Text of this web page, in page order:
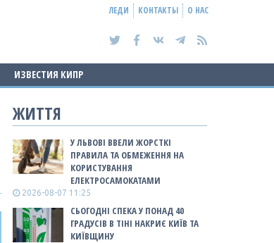
ЛЕДИ КОНТАКТЫ О НАС
ИЗВЕСТИЯ КИПР
ЖИТТЯ
У ЛЬВОВІ ВВЕЛИ ЖОРСТКІ
ПРАВИЛА ТА ОБМЕЖЕННЯ НА
КОРИСТУВАННЯ
ЕЛЕКТРОСАМОКАТАМИ
2026-08-07 11:25
СЬОГОДНІ СПЕКА У ПОНАД 40
ГРАДУСІВ В ТІНІ НАКРИЄ КИЇВ ТА
КИЇВЩИНУ